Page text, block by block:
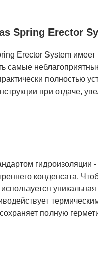
Spring Erector
Erector System имеет
самые
полностью
при отдаче,
гидроизоляции -
конденсата.
полную